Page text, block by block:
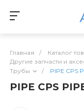
Главная / Каталог
Другие запчасти и
Трубы
/ PIPE CPS
PIPE CPS